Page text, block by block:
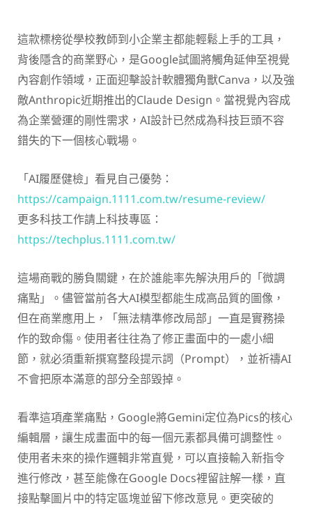
這款標榜從學校教師到小企業主都能輕鬆上手的工具，
背後隱含的商業野心，是Google試圖將觸角延伸至視覺
內容創作領域，正面迎擊設計軟體獨角獸Canva，以及強
敵Anthropic近期推出的Claude Design。當視覺內容成
為企業營運的剛性需求，AI設計已然成為科技巨頭不容
錯失的下一個核心戰場。
「AI履歷健檢」看見自己優勢：
https://campaign.1111.com.tw/resume-review/
更多科技工作請上科技專區：
https://techplus.1111.com.tw/
這場商戰的勝負關鍵，在於誰能率先解決用戶的「微調
痛點」。儘管當前各大AI模型都能生成高品質的圖像，
但在商業應用上，「無法精準修改局部」一直是實務操
作的致命傷。使用者往往為了修正畫面中的一處小細
節，就必須重新撰寫整段提示詞（Prompt），並祈禱AI
不會把原本滿意的部分全部毀掉。
看準這項產業痛點，Google將Gemini定位為Pics的核心
編輯層，讓生成畫面中的每一個元素都具備可調整性。
使用者未來的操作邏輯非常直覺，可以直接輸入新指令
進行修改，甚至能像在Google Docs裡留註解一樣，直
接點擊圖片中的特定區塊並留下修改意見。更突破的